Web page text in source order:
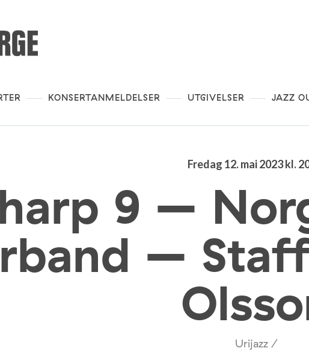
KONSERTANMELDELSER UTGIVELSER JAZZ
Fredag 12. mai 2023 kl.
9 –
–
Urijazz /